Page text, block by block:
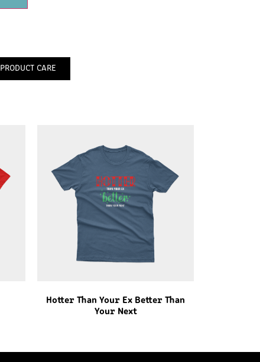
PRODUCT CARE
Hotter Than Your Ex Better Than
Your Next